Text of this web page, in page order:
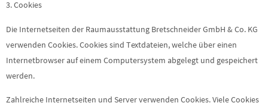
3. Cookies
Die Internetseiten der Raumausstattung Bretschneider GmbH & Co. KG
verwenden Cookies. Cookies sind Textdateien, welche über einen
Internetbrowser auf einem Computersystem abgelegt und gespeichert
werden.
Zahlreiche Internetseiten und Server verwenden Cookies. Viele Cookies